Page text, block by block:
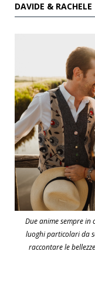
DAVIDE & RACHELE
Due anime sempre in
luoghi particolari da
raccontare le